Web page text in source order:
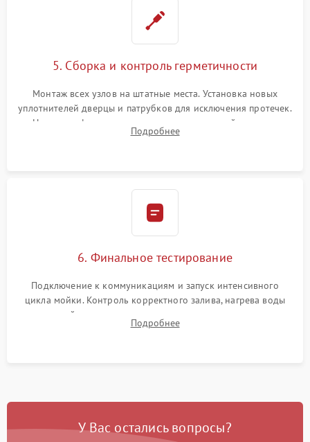
5. Сборка и контроль герметичности
Монтаж всех узлов на штатные места. Установка новых
уплотнителей дверцы и патрубков для исключения протечек.
Надежная фиксация хомутов гидравлической системы,
сборка корпуса и установка датчика поплавка.
Подробнее
6. Финальное тестирование
Подключение к коммуникациям и запуск интенсивного
цикла мойки. Контроль корректного залива, нагрева воды
до нужной температуры, отсутствия посторонних шумов,
штатного слива и абсолютной сухости в поддоне.
Подробнее
У Вас остались вопросы?